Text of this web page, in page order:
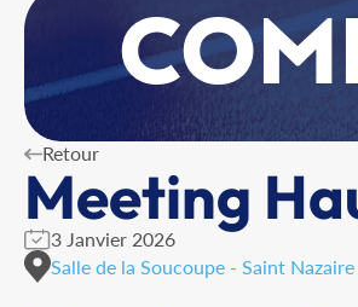
Retour
Meeting
3 Janvier 2026
Salle de la Soucoupe - Saint